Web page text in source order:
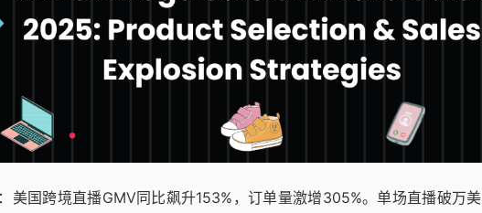
美国跨境直播GMV同比飙升153%，订单量激增305%。单场直播破万